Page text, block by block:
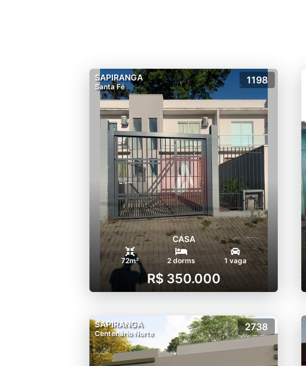
SAPIRANGA
Santa Fé
1198
CASA
72m² 2 dorms 1 vaga
R$ 350.000
SAPIRANGA
Centenário Norte
2738